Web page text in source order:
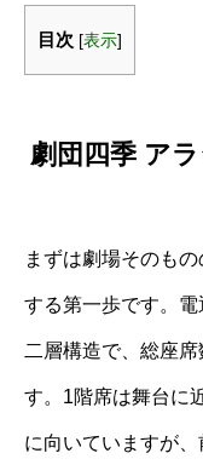
目次 [表示]
劇団四季 ア
まずは劇場そのも
する第一歩です。
二層構造で、総座
す。1階席は舞台に
に向いていますが